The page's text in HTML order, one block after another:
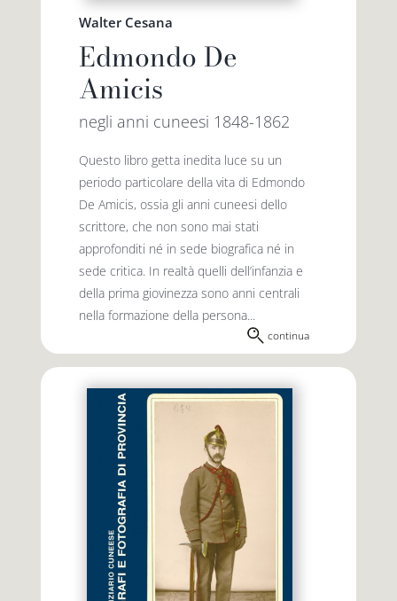
Walter Cesana
Edmondo De
Amicis
negli anni cuneesi 1848-1862
Questo libro getta inedita luce su un
periodo particolare della vita di Edmondo
De Amicis, ossia gli anni cuneesi dello
scrittore, che non sono mai stati
approfonditi né in sede biografica né in
sede critica. In realtà quelli dell’infanzia e
della prima giovinezza sono anni centrali
nella formazione della persona...
continua